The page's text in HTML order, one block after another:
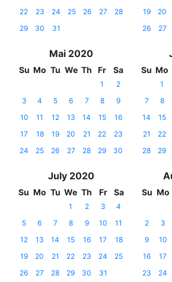
22 23 24 25 26 27
28
29
30 31
19 20
26
27
Mai 2020
Su Mo Tu We Th Fr Sa
1
2
3
4 5 6 7 8
9
10
11 12 13 14 15
16
17
18 19 20 21 22
23
24
25 26 27 28 29 30
Su Mo
1
7
8
14
15
21
22
28
29
July 2020
Su Mo Tu We Th Fr Sa
1 2 3
4
5
6 7 8 9 10
11
12
13 14 15 16 17
18
19
20 21 22 23 24
25
26
27 28 29 30 31
Su Mo
2
3
9
10
16
17
23
24